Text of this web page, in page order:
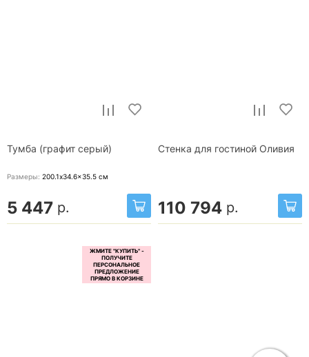
Тумба (графит серый)
Размеры: 200.1x34.6x35.5 см
5 447 р.
Стенка для гостиной Оливия
110 794 р.